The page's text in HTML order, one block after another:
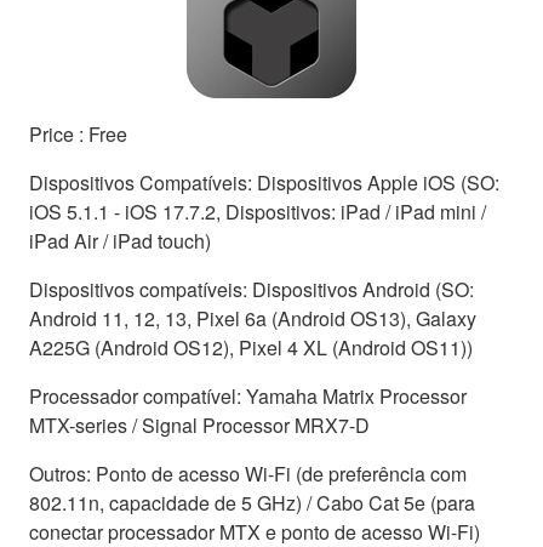
Price : Free
Dispositivos Compatíveis: Dispositivos Apple iOS (SO:
iOS 5.1.1 - iOS 17.7.2, Dispositivos: iPad / iPad mini /
iPad Air / iPad touch)
Dispositivos compatíveis: Dispositivos Android (SO:
Android 11, 12, 13, Pixel 6a (Android OS13), Galaxy
A225G (Android OS12), Pixel 4 XL (Android OS11))
Processador compatível: Yamaha Matrix Processor
MTX-series / Signal Processor MRX7-D
Outros: Ponto de acesso Wi-Fi (de preferência com
802.11n, capacidade de 5 GHz) / Cabo Cat 5e (para
conectar processador MTX e ponto de acesso Wi-Fi)